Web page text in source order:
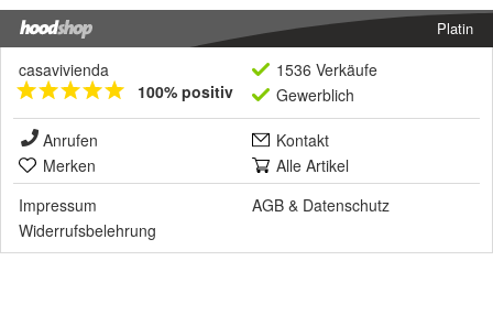
Platin
casavivienda
100% positiv
1536 Verkäufe
Gewerblich
Anrufen
Kontakt
Merken
Alle Artikel
Impressum
AGB & Datenschutz
Widerrufsbelehrung